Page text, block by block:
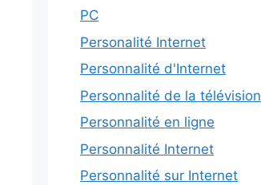
PC
Personalité Internet
Personnalité d'Internet
Personnalité de la télévision
Personnalité en ligne
Personnalité Internet
Personnalité sur Internet